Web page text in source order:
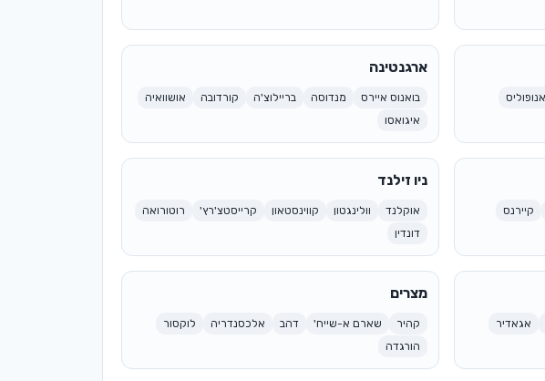
ארגנטינה
בואנוס איירס מנדוסה בריילוצ'ה קורדובה
אושוואיה
איגואסו
קיירנס
ניו זילנד
אוקלנד וולינגטון קווינסטאון קרייסטצ'רץ'
רוטורואה
דונדין
אגאדיר
מצרים
קהיר שארם א-שייח' דהב אלכסנדריה
לוקסור
הורגדה